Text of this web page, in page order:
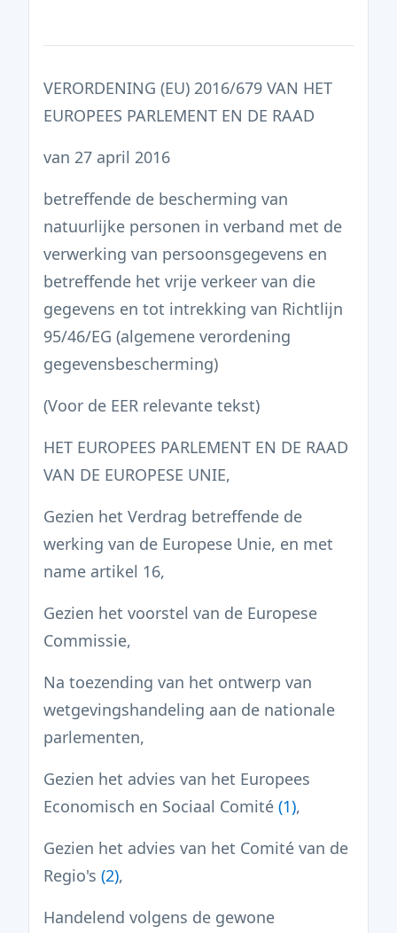
VERORDENING (EU) 2016/679 VAN HET
EUROPEES PARLEMENT EN DE RAAD
van 27 april 2016
betreffende de bescherming van
natuurlijke personen in verband met de
verwerking van persoonsgegevens en
betreffende het vrije verkeer van die
gegevens en tot intrekking van Richtlijn
95/46/EG (algemene verordening
gegevensbescherming)
(Voor de EER relevante tekst)
HET EUROPEES PARLEMENT EN DE RAAD
VAN DE EUROPESE UNIE,
Gezien het Verdrag betreffende de
werking van de Europese Unie, en met
name artikel 16,
Gezien het voorstel van de Europese
Commissie,
Na toezending van het ontwerp van
wetgevingshandeling aan de nationale
parlementen,
Gezien het advies van het Europees
Economisch en Sociaal Comité (1),
Gezien het advies van het Comité van de
Regio's (2),
Handelend volgens de gewone